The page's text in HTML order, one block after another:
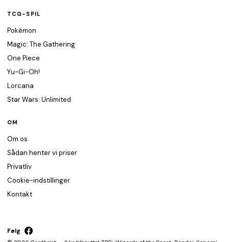
TCG-SPIL
Pokémon
Magic: The Gathering
One Piece
Yu-Gi-Oh!
Lorcana
Star Wars: Unlimited
OM
Om os
Sådan henter vi priser
Privatliv
Cookie-indstillinger
Kontakt
Følg